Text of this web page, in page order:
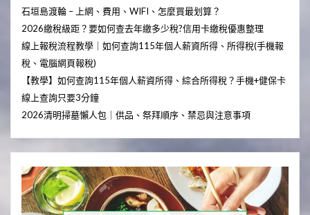
石垣島渡輪 – 上網、費用、WIFI、怎麼買最划算？
2026繳稅級距？要如何查去年繳多少稅?信用卡繳稅優惠整理
線上報稅流程教學｜如何查詢115年個人薪資所得、所得稅(手機報
稅、電腦網頁報稅)
【教學】如何查詢115年個人薪資所得、綜合所得稅？手機+健保卡
線上查詢只要3分鐘
2026清明掃墓懶人包｜供品、祭拜順序、禁忌與注意事項